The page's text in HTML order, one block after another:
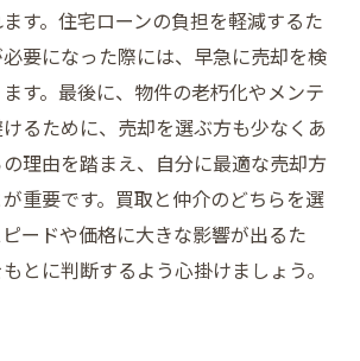
す。住宅ローンの負担を軽減するた
要になった際には、早急に売却を検
す。最後に、物件の老朽化やメンテ
るために、売却を選ぶ方も少なくあ
理由を踏まえ、自分に最適な売却方
重要です。買取と仲介のどちらを選
ードや価格に大きな影響が出るた
とに判断するよう心掛けましょう。